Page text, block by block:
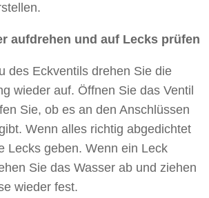
aufdrehen und auf Lecks prüfen
des Eckventils drehen Sie die
wieder auf. Öffnen Sie das Ventil
Sie, ob es an den Anschlüssen
Wenn alles richtig abgedichtet
Lecks geben. Wenn ein Leck
Sie das Wasser ab und ziehen
wieder fest.